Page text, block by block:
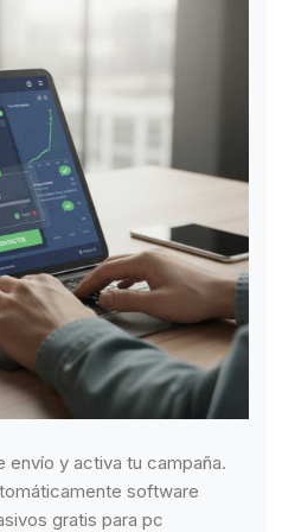
envío y activa tu campaña.
software
gratis para pc